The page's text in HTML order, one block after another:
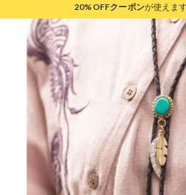
20%OFFクーポンが使えま